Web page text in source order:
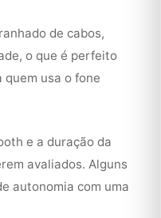
de cabos,
o que é perfeito
usa o fone
e a duração da
avaliados. Alguns
autonomia com uma